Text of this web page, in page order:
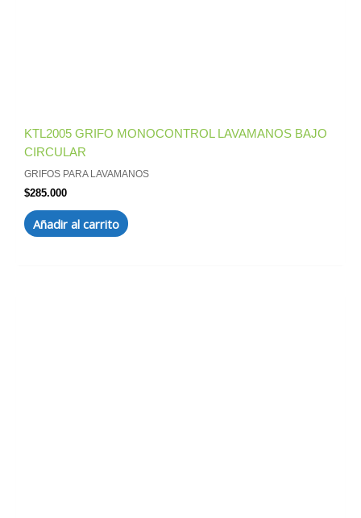
KTL2005 GRIFO MONOCONTROL LAVAMANOS BAJO
CIRCULAR
GRIFOS PARA LAVAMANOS
$285.000
Añadir al carrito